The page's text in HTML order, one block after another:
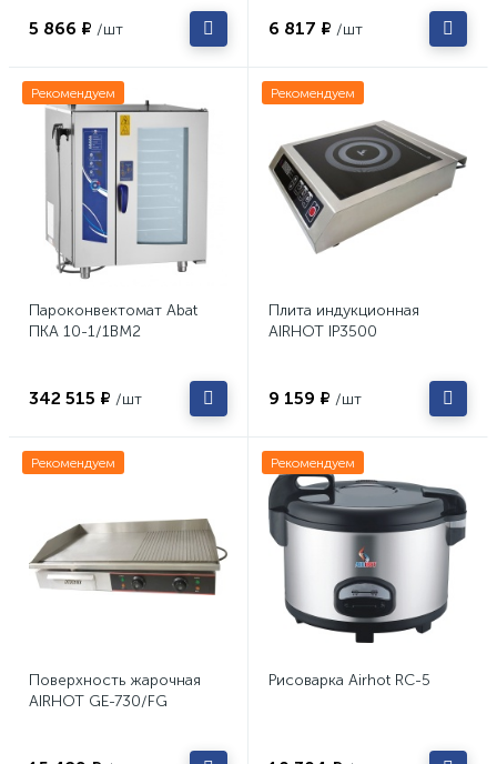
5 866 ₽ /шт 6 817 ₽ /шт
Рекомендуем
Пароконвектомат Abat
ПКА 10-1/1ВМ2
342 515 ₽ /шт
Рекомендуем
Плита индукционная
AIRHOT IP3500
9 159 ₽ /шт
Рекомендуем
Поверхность жарочная
AIRHOT GE-730/FG
Рекомендуем
Рисоварка Airhot RC-5